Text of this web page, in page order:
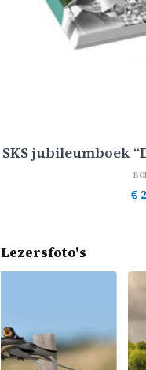
SKS jubileumboek
€
Lezersfoto's